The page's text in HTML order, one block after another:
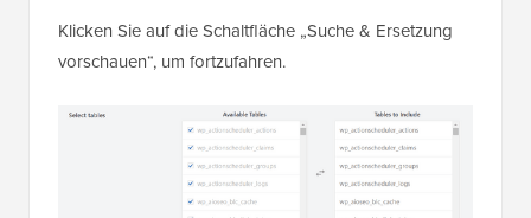
Klicken Sie auf die Schaltfläche „Suche & Ersetzung
vorschauen“, um fortzufahren.